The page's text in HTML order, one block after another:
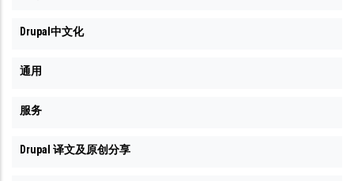
Drupal中文化
通用
服务
Drupal 译文及原创分享